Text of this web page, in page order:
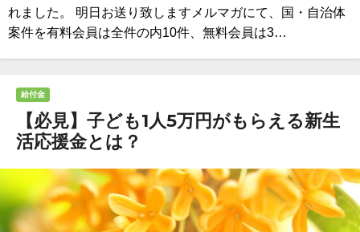
れました。 明日お送り致しますメルマガにて、国・自治体
案件を有料会員は全件の内10件、無料会員は3…
給付金
【必見】子ども1人5万円がもらえる新生
活応援金とは？